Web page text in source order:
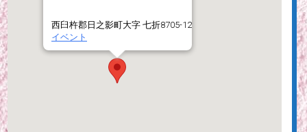
西臼杵郡日之影町大字 七折8705-12
イベント